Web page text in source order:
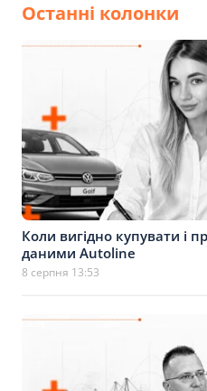
Останні колонки
Коли вигідно купувати і
даними Autoline
8 серпня 13:53